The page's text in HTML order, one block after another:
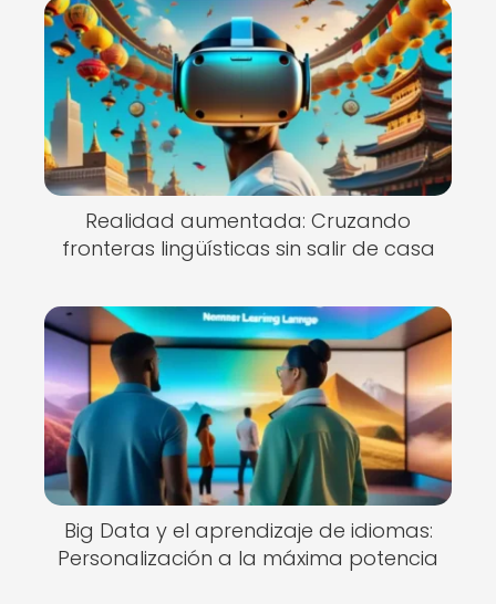
Realidad aumentada: Cruzando
fronteras lingüísticas sin salir de casa
Big Data y el aprendizaje de idiomas:
Personalización a la máxima potencia